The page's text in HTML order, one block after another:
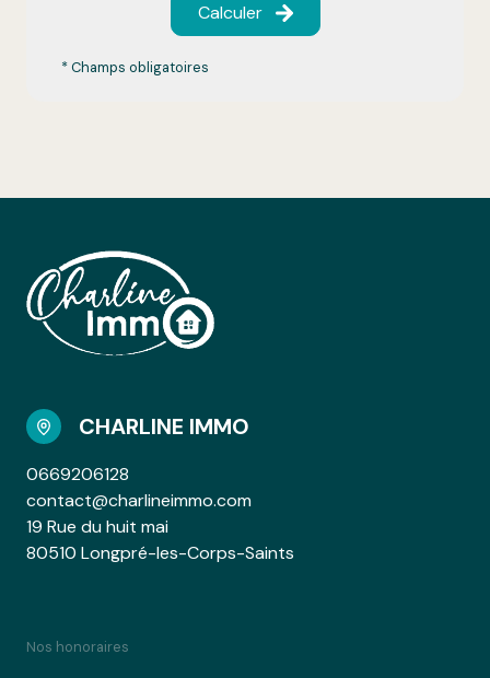
Calculer
* Champs obligatoires
CHARLINE IMMO
0669206128
contact@charlineimmo.com
19 Rue du huit mai
80510 Longpré-les-Corps-Saints
Nos honoraires